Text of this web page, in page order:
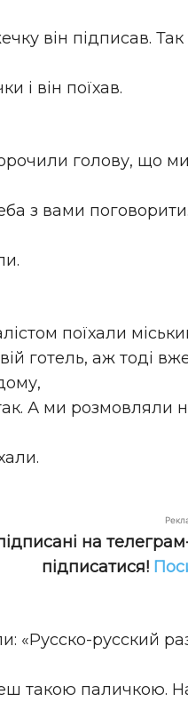
він підписав.
і він поїхав.
голову, що
з вами
поїхали
готель, аж тоді
А ми розмовляли
на
підписатися!
«Русско-русский
такою паличкою.